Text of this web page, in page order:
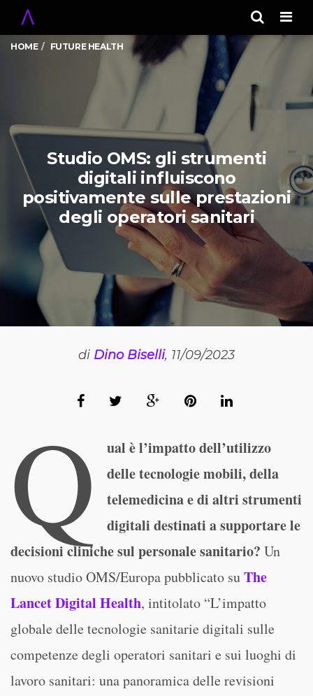
HOME FUTURE HEALTH
Studio OMS: gli strumenti
digitali influiscono
positivamente sulle prestazioni
degli operatori sanitari
di Dino Biselli, 11/09/2023
Q
ual è l’impatto dell’utilizzo
delle tecnologie mobili, della
telemedicina e di altri strumenti
digitali destinati a supportare le
decisioni cliniche sul personale sanitario? Un
nuovo studio OMS/Europa pubblicato suThe
Lancet Digital Health, intitolato “L’impatto
globale delle tecnologie sanitarie digitali sulle
competenze degli operatori sanitari e sui luoghi di
lavoro sanitari: una panoramica delle revisioni